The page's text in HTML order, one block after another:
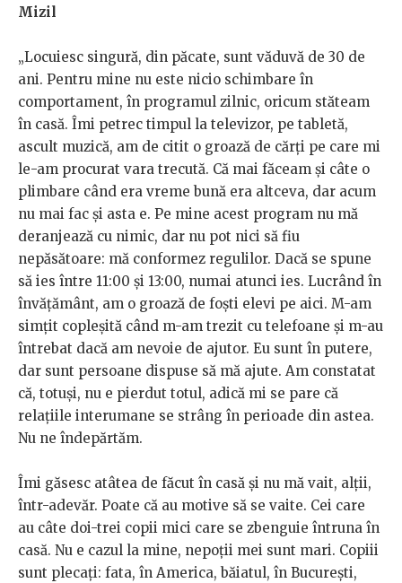
Mizil
„Locuiesc singură, din păcate, sunt văduvă de 30 de
ani. Pentru mine nu este nicio schimbare în
comportament, în programul zilnic, oricum stăteam
în casă. Îmi petrec timpul la televizor, pe tabletă,
ascult muzică, am de citit o groază de cărți pe care mi
le-am procurat vara trecută. Că mai făceam și câte o
plimbare când era vreme bună era altceva, dar acum
nu mai fac și asta e. Pe mine acest program nu mă
deranjează cu nimic, dar nu pot nici să fiu
nepăsătoare: mă conformez regulilor. Dacă se spune
să ies între 11:00 și 13:00, numai atunci ies. Lucrând în
învățământ, am o groază de foști elevi pe aici. M-am
simțit copleșită când m-am trezit cu telefoane și m-au
întrebat dacă am nevoie de ajutor. Eu sunt în putere,
dar sunt persoane dispuse să mă ajute. Am constatat
că, totuși, nu e pierdut totul, adică mi se pare că
relațiile interumane se strâng în perioade din astea.
Nu ne îndepărtăm.
Îmi găsesc atâtea de făcut în casă și nu mă vait, alții,
într-adevăr. Poate că au motive să se vaite. Cei care
au câte doi-trei copii mici care se zbenguie întruna în
casă. Nu e cazul la mine, nepoții mei sunt mari. Copiii
sunt plecați: fata, în America, băiatul, în București,